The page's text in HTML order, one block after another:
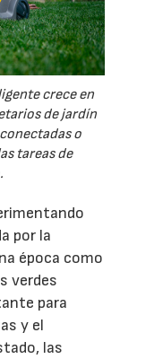
crece en
de jardín
o
tareas de
por la
época como
verdes
para
y el
las